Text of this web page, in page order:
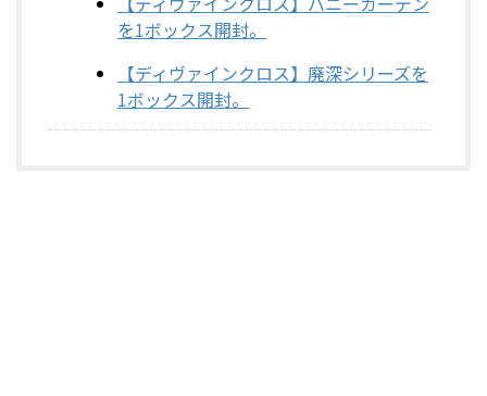
を1ボックス開封。
【ディヴァインクロス】廃深シリーズを
1ボックス開封。